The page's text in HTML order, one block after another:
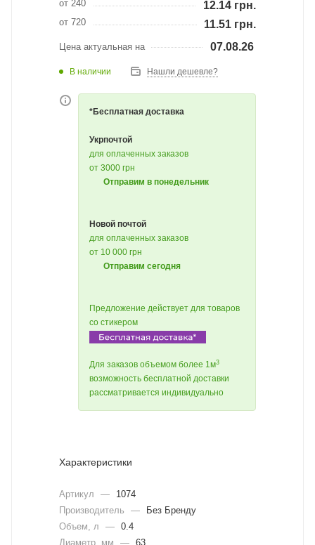
от 240 12.14 грн.
от 720 11.51 грн.
Цена актуальная на 07.08.26
В наличии Нашли дешевле?
*Бесплатная доставка
Укрпочтой
для оплаченных заказов
от 3000 грн
Отправим в понедельник
Новой почтой
для оплаченных заказов
от 10 000 грн
Отправим сегодня
Предложение действует для товаров
со стикером
Для заказов объемом более 1м3
возможность бесплатной доставки
рассматривается индивидуально
Характеристики
Артикул —
1074
Производитель
—
Без Бренду
Объем, л
— 0.4
Диаметр, мм
— 63